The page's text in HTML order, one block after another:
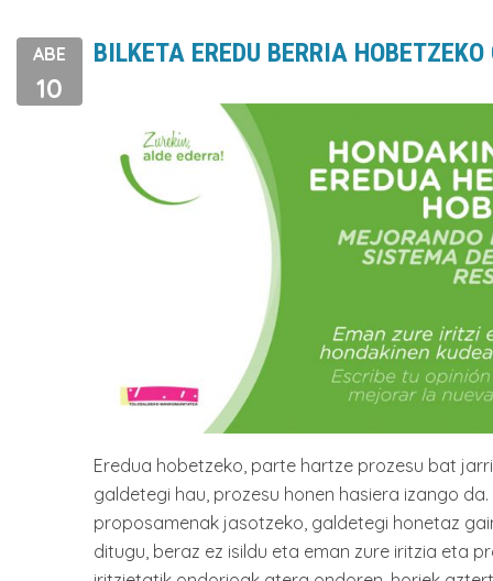
ABE
10
BILKETA EREDU BERRIA
Eredua hobetzeko, parte hartze prozesu bat
galdetegi hau, prozesu honen hasiera izango
proposamenak jasotzeko, galdetegi honetaz
ditugu, beraz ez isildu eta eman zure iritzia eta